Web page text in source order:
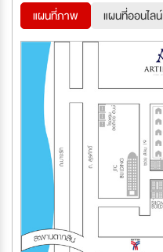
แผนที่ภาพ
แผนที่ออนไลน์